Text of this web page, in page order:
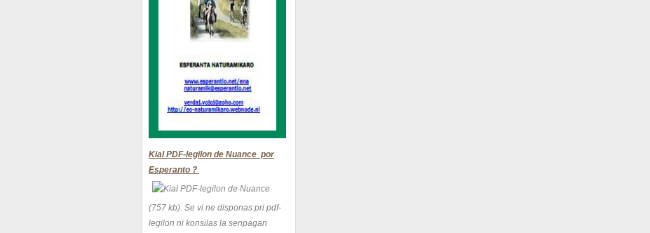
Kial PDF-legilon de Nuance por
Esperanto ?
(757 kb). Se vi ne disponas pri pdf-
legilon ni konsilas la senpagan